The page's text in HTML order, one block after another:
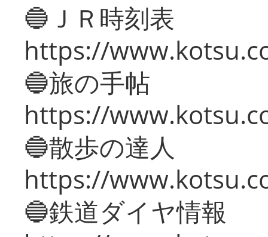
🔵ＪＲ時刻表
https://
🔵旅の手帖
https://
🔵散歩の達人
https://
🔵鉄道ダイヤ情報